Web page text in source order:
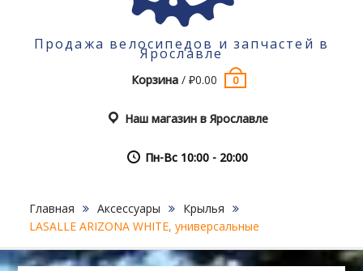
Продажа велосипедов и запчастей в
Ярославле
Корзина /₽0.00 0
Наш магазин в Ярославле
Пн-Вс 10:00 - 20:00
Главная Аксессуары
Крылья
LASALLE ARIZONA WHITE, универсальные